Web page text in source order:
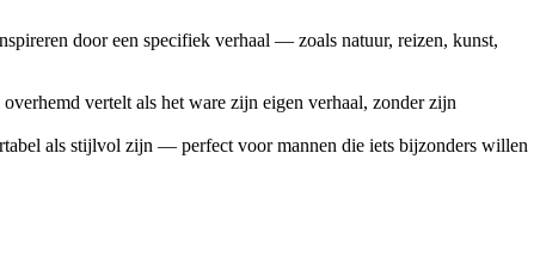
door een specifiek verhaal — zoals natuur, reizen, kunst,
vertelt als het ware zijn eigen verhaal, zonder zijn
als stijlvol zijn — perfect voor mannen die iets bijzonders willen